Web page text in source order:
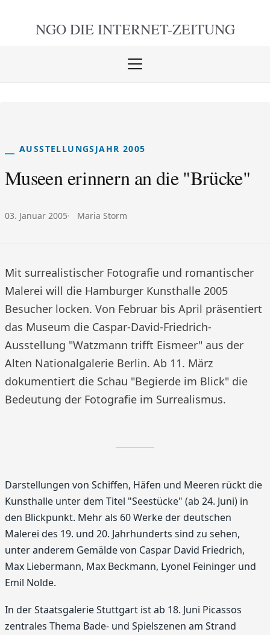
NGO DIE INTERNET-ZEITUNG
Menü
AUSSTELLUNGSJAHR 2005
Museen erinnern an die "Brücke"
Veröffentlicht am:
03. Januar 2005 Autor:
Maria Storm
Mit surrealistischer Fotografie und romantischer
Malerei will die Hamburger Kunsthalle 2005
Besucher locken. Von Februar bis April präsentiert
das Museum die Caspar-David-Friedrich-
Ausstellung "Watzmann trifft Eismeer" aus der
Alten Nationalgalerie Berlin. Ab 11. März
dokumentiert die Schau "Begierde im Blick" die
Bedeutung der Fotografie im Surrealismus.
Darstellungen von Schiffen, Häfen und Meeren rückt die
Kunsthalle unter dem Titel "Seestücke" (ab 24. Juni) in
den Blickpunkt. Mehr als 60 Werke der deutschen
Malerei des 19. und 20. Jahrhunderts sind zu sehen,
unter anderem Gemälde von Caspar David Friedrich,
Max Liebermann, Max Beckmann, Lyonel Feininger und
Emil Nolde.
In der Staatsgalerie Stuttgart ist ab 18. Juni Picassos
zentrales Thema Bade- und Spielszenen am Strand